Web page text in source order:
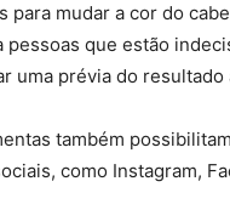
para mudar a cor do
que estão
uma prévia do resultado
também
como Instagram,